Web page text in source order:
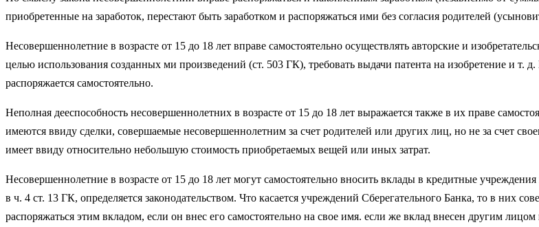
приобретенные на заработок, перестают быть заработком и распоряжаться ими без согласия родителей
Несовершеннолетние в возрасте от 15 до 18 лет вправе самостоятельно осуществлять авторские и
целью использования созданных ми произведений (ст. 503 ГК), требовать выдачи патента на изобретение и
распоряжается самостоятельно.
Неполная дееспособность несовершеннолетних в возрасте от 15 до 18 лет выражается также в их праве
имеются ввиду сделки, совершаемые несовершеннолетним за счет родителей или других лиц, но не за счет
имеет ввиду относительно небольшую стоимость приобретаемых вещей или иных затрат.
Несовершеннолетние в возрасте от 15 до 18 лет могут самостоятельно вносить вклады в кредитные
в ч. 4 ст. 13 ГК, определяется законодательством. Что касается учреждений Сберегательного Банка, то в них
распоряжаться этим вкладом, если он внес его самостоятельно на свое имя. если же вклад внесен другим